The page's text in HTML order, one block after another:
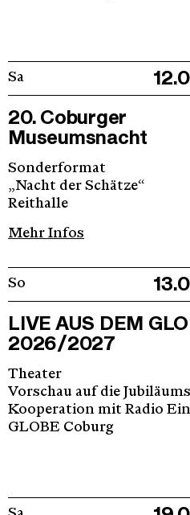
Sa
20. Coburger
Museumsnacht
Sonderformat
„Nacht der Schätze“
Reithalle
Mehr Infos
So
LIVE AUS DEM
2026/2027
Theater
Vorschau auf die
Kooperation mit Radio
GLOBE Coburg